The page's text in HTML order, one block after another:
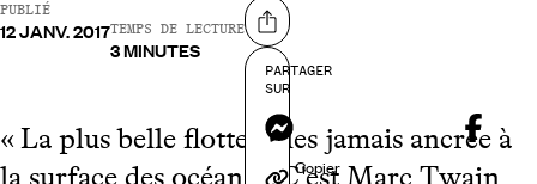
PUBLIÉ
12 JANV. 2017TEMPS DE LECTURE
3 MINUTES
Partager sur
PARTAGER
SUR
Messenger
Copier
« La plus belle flotte d'îles jamais ancrée à
la surface des océans » C'est Marc Twain